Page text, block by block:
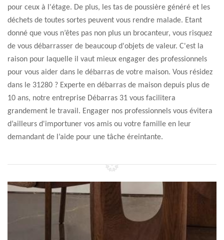
pour ceux à l'étage. De plus, les tas de poussière généré et les
déchets de toutes sortes peuvent vous rendre malade. Etant
donné que vous n’êtes pas non plus un brocanteur, vous risquez
de vous débarrasser de beaucoup d'objets de valeur. C'est la
raison pour laquelle il vaut mieux engager des professionnels
pour vous aider dans le débarras de votre maison. Vous résidez
dans le 31280 ? Experte en débarras de maison depuis plus de
10 ans, notre entreprise Débarras 31 vous facilitera
grandement le travail. Engager nos professionnels vous évitera
d’ailleurs d'importuner vos amis ou votre famille en leur
demandant de l’aide pour une tâche éreintante.